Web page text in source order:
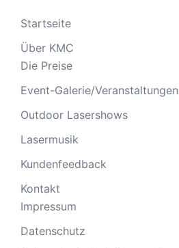
Startseite
Über KMC
Die Preise
Event-Galerie/Veranstaltungen
Outdoor Lasershows
Lasermusik
Kundenfeedback
Kontakt
Impressum
Datenschutz